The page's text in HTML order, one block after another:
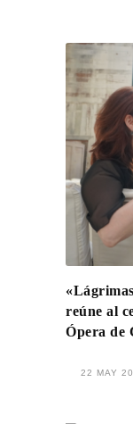
reúne al
Ópera de
22 MAY